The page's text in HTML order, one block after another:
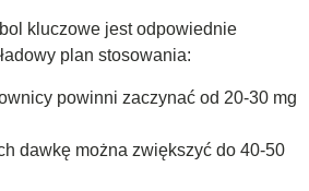
kluczowe jest odpowiednie
plan stosowania:
powinni zaczynać od 20-30 mg
dawkę można zwiększyć do 40-50